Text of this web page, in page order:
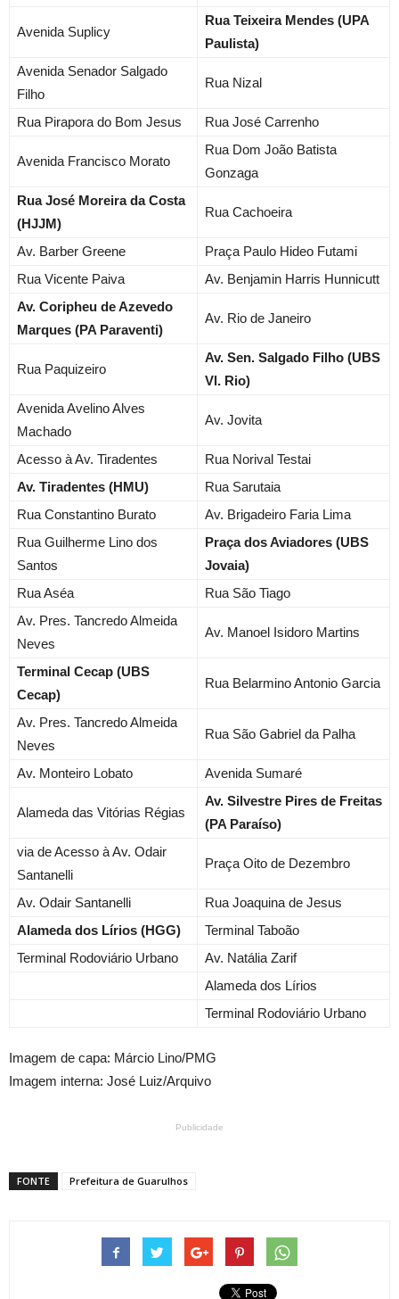
Avenida Suplicy
Rua Teixeira Mendes (UPA
Paulista)
Avenida Senador Salgado
Filho
Rua Nizal
Rua Pirapora do Bom Jesus Rua José Carrenho
Avenida Francisco Morato
Rua Dom João Batista
Gonzaga
Rua José Moreira da Costa
(HJJM)
Rua Cachoeira
Av. Barber Greene
Praça Paulo Hideo Futami
Rua Vicente Paiva
Av. Benjamin Harris Hunnicutt
Av. Coripheu de Azevedo
Marques (PA Paraventi)
Av. Rio de Janeiro
Rua Paquizeiro
Av. Sen. Salgado Filho (UBS
Vl. Rio)
Avenida Avelino Alves
Machado
Av. Jovita
Acesso à Av. Tiradentes
Rua Norival Testai
Av. Tiradentes (HMU)
Rua Sarutaia
Rua Constantino Burato
Av. Brigadeiro Faria Lima
Rua Guilherme Lino dos
Santos
Praça dos Aviadores (UBS
Jovaia)
Rua Aséa
Rua São Tiago
Av. Pres. Tancredo Almeida
Neves
Av. Manoel Isidoro Martins
Terminal Cecap (UBS
Cecap)
Rua Belarmino Antonio Garcia
Av. Pres. Tancredo Almeida
Neves
Rua São Gabriel da Palha
Av. Monteiro Lobato Avenida Sumaré
Alameda das Vitórias Régias
Av. Silvestre Pires de Freitas
(PA Paraíso)
via de Acesso à Av. Odair
Santanelli
Praça Oito de Dezembro
Av. Odair Santanelli
Rua Joaquina de Jesus
Alameda dos Lírios (HGG)
Terminal Taboão
Terminal Rodoviário Urbano
Av. Natália Zarif
Alameda dos Lírios
Terminal Rodoviário Urbano
Imagem de capa: Márcio Lino/PMG
Imagem interna: José Luiz/Arquivo
Publicidade
FONTE Prefeitura de Guarulhos